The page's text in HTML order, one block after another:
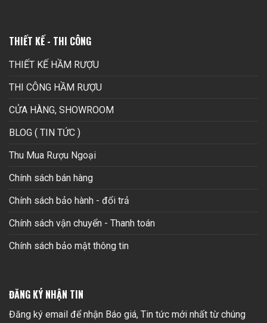
THIẾT KẾ - THI CÔNG
THIẾT KẾ HẦM RƯỢU
THI CÔNG HẦM RƯỢU
CỬA HÀNG, SHOWROOM
BLOG ( TIN TỨC )
Thu Mua Rượu Ngoại
Chính sách bán hàng
Chính sách bảo hành - đổi trả
Chính sách vận chuyển - Thanh toán
Chính sách bảo mật thông tin
ĐĂNG KÝ NHẬN TIN
Đăng ký email để nhận Báo giá, Tin tức mới nhất từ chúng